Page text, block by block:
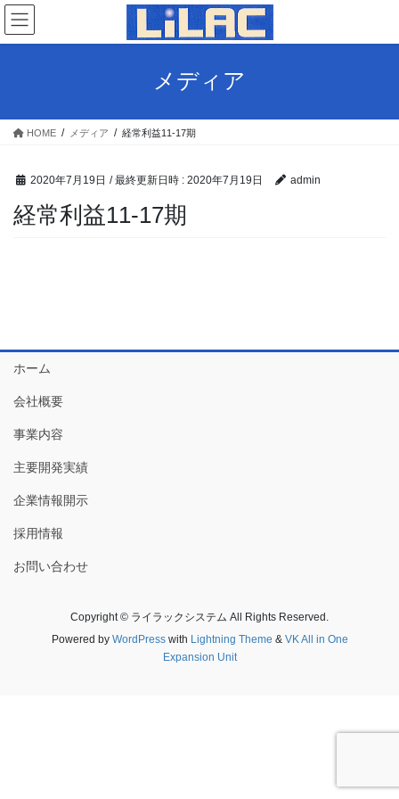
コ
ン
テ
ス
ナ
ビ
ゲ
ン
メディア
HOME メディア 経常利益11-17期
2020年7月19日 / 最終更新日時 : 2020年7月19日 admin
経常利益11-17期
ホーム
会社概要
事業内容
主要開発実績
企業情報開示
採用情報
お問い合わせ
Copyright © ライラックシステム All Rights Reserved.
Powered by WordPresswith Lightning Theme & VK All in One
Expansion Unit